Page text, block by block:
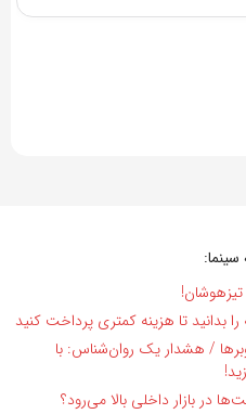
/ هشدار یک روان‌شناس: با
در بازار داخلی بالا می‌رود؟